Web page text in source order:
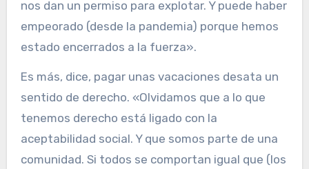
nos dan un permiso para explotar. Y puede haber
empeorado (desde la pandemia) porque hemos
estado encerrados a la fuerza».
Es más, dice, pagar unas vacaciones desata un
sentido de derecho. «Olvidamos que a lo que
tenemos derecho está ligado con la
aceptabilidad social. Y que somos parte de una
comunidad. Si todos se comportan igual que (los